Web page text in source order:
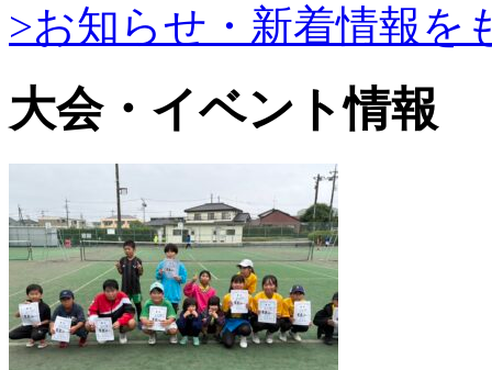
>お知らせ・新着情報を
大会・イベント情報